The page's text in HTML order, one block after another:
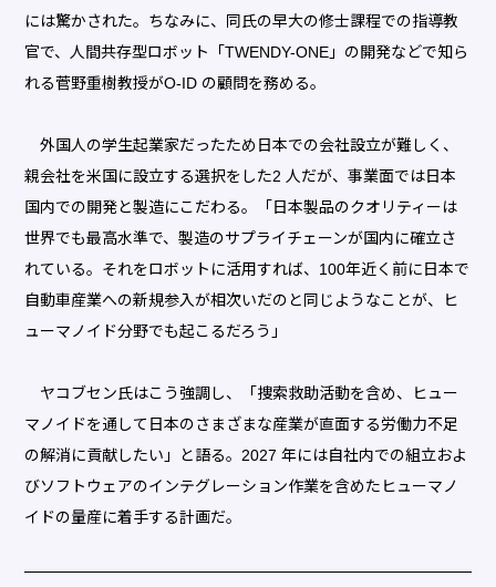
には驚かされた。ちなみに、同氏の早大の修士課程での指導教
官で、人間共存型ロボット「TWENDY-ONE」の開発などで知ら
れる菅野重樹教授がO-ID の顧問を務める。
外国人の学生起業家だったため日本での会社設立が難しく、
親会社を米国に設立する選択をした2 人だが、事業面では日本
国内での開発と製造にこだわる。「日本製品のクオリティーは
世界でも最高水準で、製造のサプライチェーンが国内に確立さ
れている。それをロボットに活用すれば、100年近く前に日本で
自動車産業への新規参入が相次いだのと同じようなことが、ヒ
ューマノイド分野でも起こるだろう」
ヤコブセン氏はこう強調し、「捜索救助活動を含め、ヒュー
マノイドを通して日本のさまざまな産業が直面する労働力不足
の解消に貢献したい」と語る。2027 年には自社内での組立およ
びソフトウェアのインテグレーション作業を含めたヒューマノ
イドの量産に着手する計画だ。